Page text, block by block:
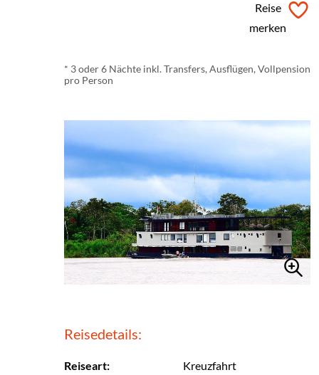
Reise
merken
* 3 oder 6 Nächte inkl. Transfers, Ausflügen, Vollpension
pro Person
Reisedetails:
Reiseart:
Kreuzfahrt